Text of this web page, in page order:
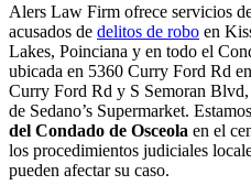
Alers Law Firm ofrece servicios
acusados de delitos de robo en
Lakes, Poinciana y en todo el
ubicada en 5360 Curry Ford Rd
Curry Ford Rd y S Semoran
de Sedano’s Supermarket.
del Condado de Osceola en el
los procedimientos judiciales
pueden afectar su caso.